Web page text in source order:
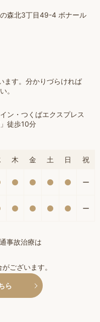
森北3丁目49-4 ボナール
ます。分かりづらければ
。
ン・つくばエクスプレス
徒歩10分
木 金 土 日 祝
ー
ー
事故治療は
ございます。
ら